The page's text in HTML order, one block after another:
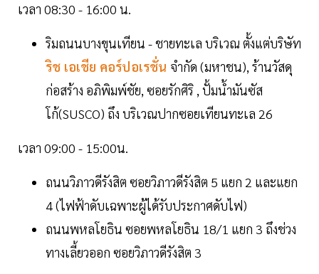
เวลา 08:30 - 16:00 น.
ริมถนนบางขุนเทียน - ชายทะเล บริเวณ ตั้งแต่บริษัท
ริช เอเชีย คอร์ปอเรชั่น จำกัด (มหาชน), ร้านวัสดุ
ก่อสร้าง อภิพิมพ์ชัย, ซอยรักศิริ , ปั้มน้ำมันซัส
โก้(SUSCO) ถึง บริเวณปากซอยเทียนทะเล 26
เวลา 09:00 - 15:00น.
ถนนวิภาวดีรังสิต ซอยวิภาวดีรังสิต 5 แยก 2 และแยก
4 (ไฟฟ้าดับเฉพาะผู้ได้รับประกาศดับไฟ)
ถนนพหลโยธิน ซอยพหลโยธิน 18/1 แยก 3 ถึงช่วง
ทางเลี้ยวออก ซอยวิภาวดีรังสิต 3